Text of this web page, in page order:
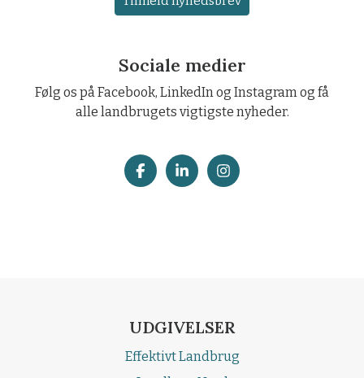
Sociale medier
Følg os på Facebook, LinkedIn og Instagram og få
alle landbrugets vigtigste nyheder.
UDGIVELSER
Effektivt Landbrug